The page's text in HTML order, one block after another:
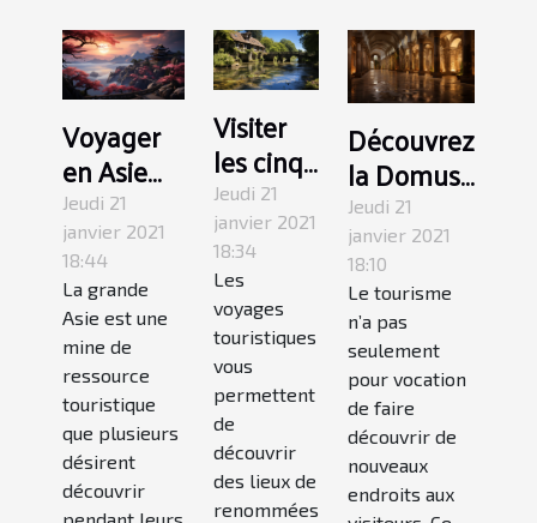
Voyager
en Asie
pour
découvrir
les
merveilles
de la
nature
Jeudi 21
janvier 2021
18:44
La grande
Asie est une
mine de
ressource
touristique
que plusieurs
désirent
découvrir
Visiter
les cinq
beaux
villages
Béarn
Jeudi 21
janvier 2021
18:34
Les
voyages
touristiques
vous
permettent
de
découvrir
des lieux de
renommées
Découvrez
la Domus
Tibériana
de Rome
Jeudi 21
janvier 2021
18:10
Le tourisme
n’a pas
seulement
pour vocation
de faire
découvrir de
nouveaux
endroits aux